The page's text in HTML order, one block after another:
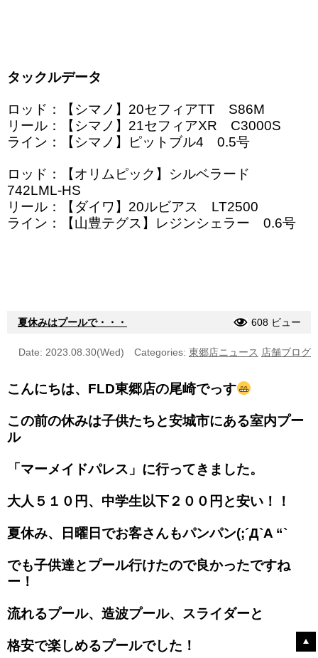
タックルデータ
ロッド：【シマノ】20セフィアTT S86M
リール：【シマノ】21セフィアXR C3000S
ライン：【シマノ】ピットブル4 0.5号
ロッド：【オリムピック】シルベラード
742LML-HS
リール：【ダイワ】20ルビアス LT2500
ライン：【山豊テグス】レジンシェラー 0.6号
夏休みはプールで・・・ 608 ビュー
Date: 2023.08.30(Wed) Categories: 東郷店ニュース 店舗ブログ
こんにちは、FLD東郷店の尾崎でっす
この前の休みは子供たちと安城市にある室内プー
ル
「マーメイドパレス」に行ってきました。
大人５１０円、中学生以下２００円と安い！！
夏休み、日曜日でお客さんもパンパン(;´Д`A “`
でも子供達とプール行けたので良かったですね
ー！
流れるプール、造波プール、スライダーと
格安で楽しめるプールでした！